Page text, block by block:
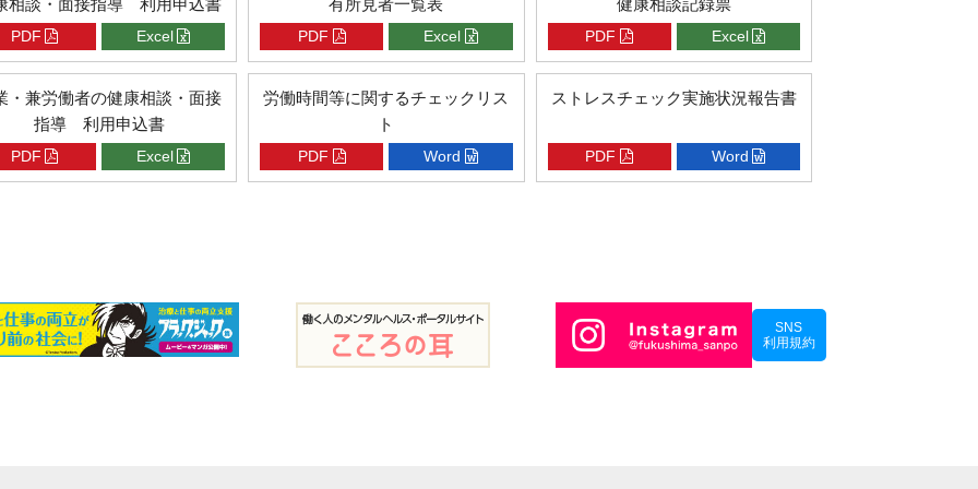
相談・面接指導 利用申込書
PDF Excel
有所見者一覧表
PDF Excel
健康相談記録票
PDF Excel
・兼労働者の健康相談・面接
指導 利用申込書
PDF Excel
労働時間等に関するチェックリス
ト
PDF Word
ストレスチェック実施状況報告書
PDF Word
SNS
利用規約